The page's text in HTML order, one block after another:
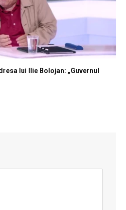
lui Ilie Bolojan: „Guvernul